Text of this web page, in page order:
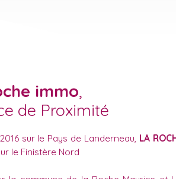
immo,
de Proximité
sur le Pays de Landerneau, LA
le Finistère Nord